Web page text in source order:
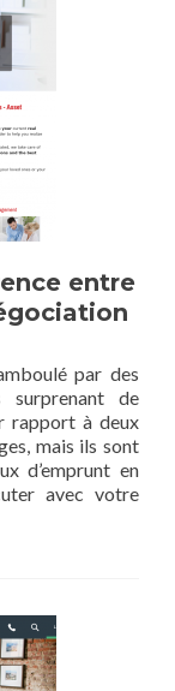
entre
par des
surprenant de
rapport à deux
mais ils sont
d’emprunt en
avec votre